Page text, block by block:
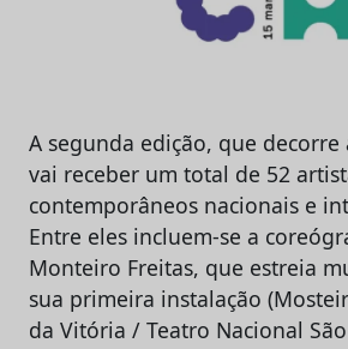
A segunda edição, que
vai receber um total de 52
contemporâneos nacionais e
Entre eles incluem-se a
Monteiro Freitas, que estreia
sua primeira instalação
da Vitória / Teatro Nacional